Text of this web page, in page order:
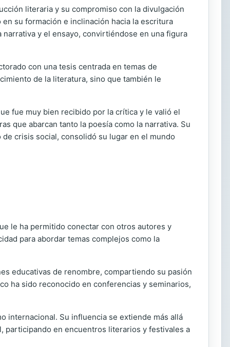
literaria y su compromiso con la divulgación
su formación e inclinación hacia la escritura
y el ensayo, convirtiéndose en una figura
con una tesis centrada en temas de
de la literatura, sino que también le
fue muy bien recibido por la crítica y le valió el
que abarcan tanto la poesía como la narrativa. Su
crisis social, consolidó su lugar en el mundo
le ha permitido conectar con otros autores y
para abordar temas complejos como la
educativas de renombre, compartiendo su pasión
ha sido reconocido en conferencias y seminarios,
internacional. Su influencia se extiende más allá
participando en encuentros literarios y festivales a